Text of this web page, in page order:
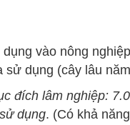
vào nông
sử dụng (cây lâu
đích lâm nghiệp:
dụng. (Có khả